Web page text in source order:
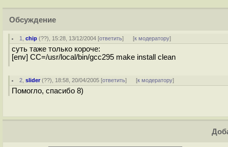
Обсуждение
1 ,chip (??), 15:28, 13/12/2004 [ответить] [к модератору]
суть таже только короче:
[env] CC=/usr/local/bin/gcc295 make install clean
2 ,slider(??), 18:58, 20/04/2005 [ответить] [к модератору]
Помогло, спасибо 8)